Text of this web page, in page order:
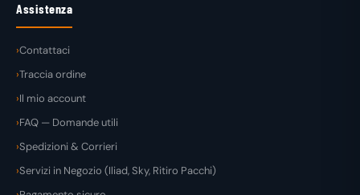
Assistenza
Contattaci
Traccia ordine
Il mio account
FAQ — Domande utili
Spedizioni & Corrieri
Servizi in Negozio (Iliad, Sky, Ritiro Pacchi)